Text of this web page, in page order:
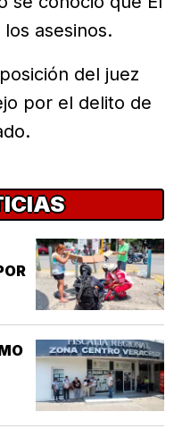
asesinos.
del juez
por el delito de